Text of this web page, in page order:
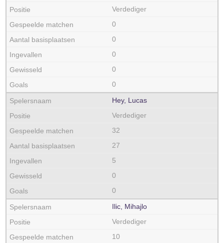
Verdediger
0
0
0
0
0
Hey, Lucas
Verdediger
32
27
5
0
0
Ilic, Mihajlo
Verdediger
10